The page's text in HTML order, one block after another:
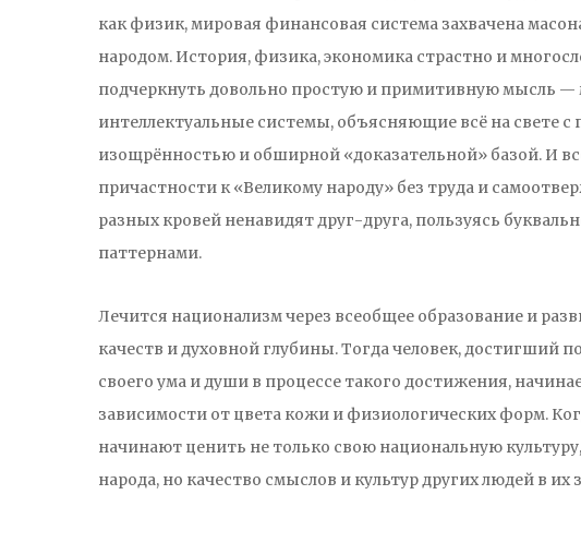
как физик, мировая финансовая система захвачена
народом. История, физика, экономика страстно и
подчеркнуть довольно простую и примитивную мысль —
интеллектуальные системы, объясняющие всё на свете
изощрённостью и обширной «доказательной» базой. И
причастности к «Великому народу» без труда и
разных кровей ненавидят друг-друга, пользуясь
паттернами.
Лечится национализм через всеобщее образование и
качеств и духовной глубины. Тогда человек, достигший
своего ума и души в процессе такого достижения,
зависимости от цвета кожи и физиологических форм.
начинают ценить не только свою национальную
народа, но качество смыслов и культур других людей в